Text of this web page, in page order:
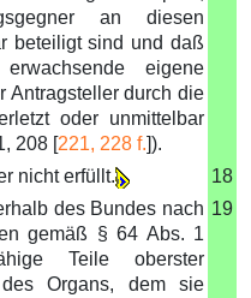
an diesen
beteiligt sind und daß
eigene
Antragsteller durch die
oder unmittelbar
208 [221, 228 f.]).
nicht erfüllt.
18
des Bundes nach
gemäß § 64 Abs. 1
Teile oberster
Organs, dem sie
19